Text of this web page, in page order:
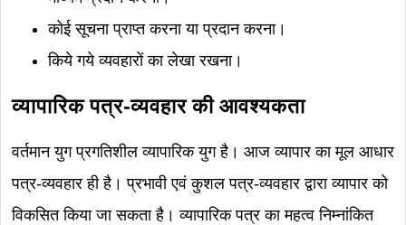
कोई सूचना प्राप्त करना या प्रदान करना।
किये गये व्यवहारों का लेखा रखना।
व्यापारिक पत्र-व्यवहार की आवश्यकता
वर्तमान युग प्रगतिशील व्यापारिक युग है। आज व्यापार का मूल आधार
पत्र-व्यवहार ही है। प्रभावी एवं कुशल पत्र-व्यवहार द्वारा व्यापार को
विकसित किया जा सकता है। व्यापारिक पत्र का महत्व निम्नांकित